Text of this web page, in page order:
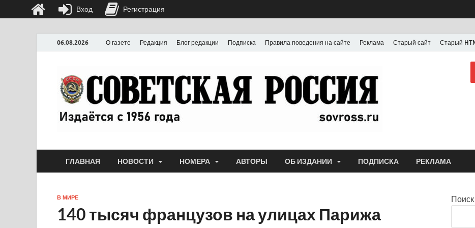
06.08.2026 О газете Редакция Блог редакции Подписка Правила поведения на сайте Реклама Старый сайт Старый
Газета
Выпускается с июля
ГЛАВНАЯ НОВОСТИ НОМЕРА АВТОРЫ ОБ ИЗДАНИИ ПОДПИСКА РЕКЛАМА
В МИРЕ
140 тысяч французов на улицах Парижа
Поиск
Вход Регистрация